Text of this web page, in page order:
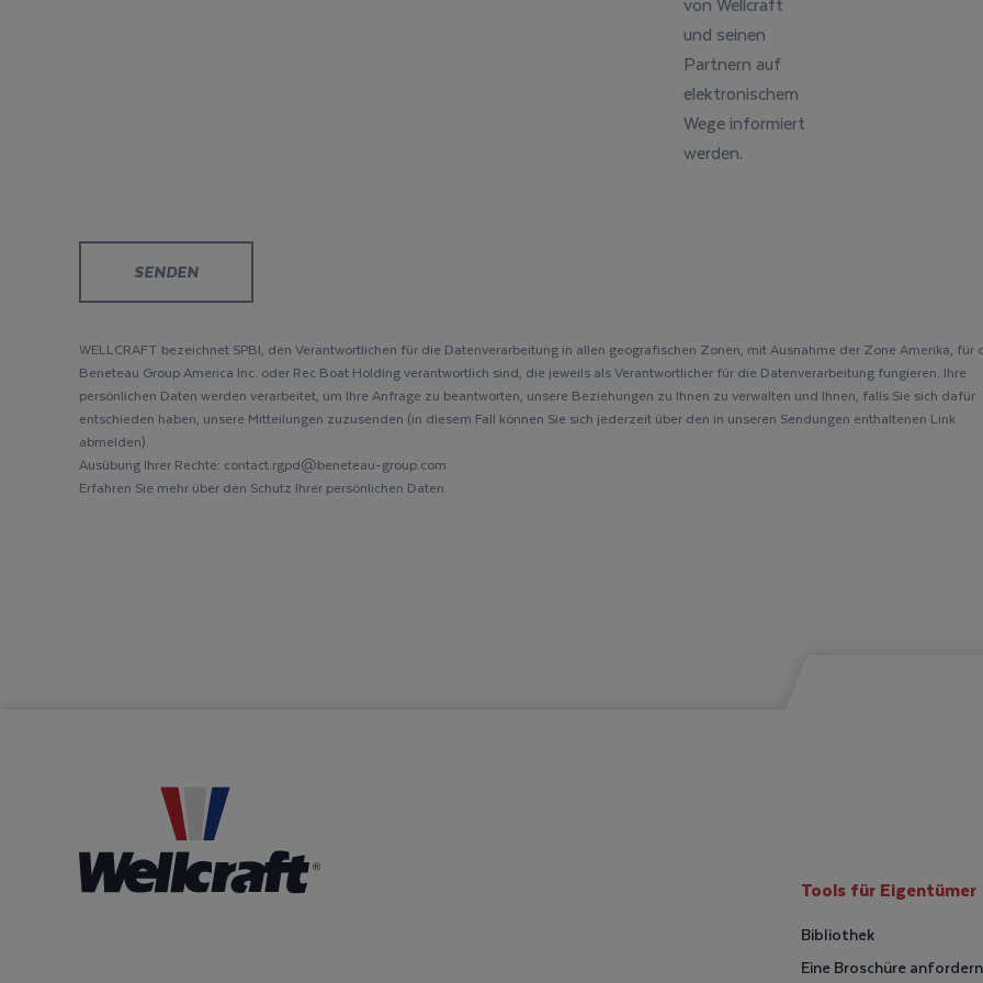
und seinen
Partnern auf
elektronischem
Wege informiert
werden.
WELLCRAFT bezeichnet SPBI, den Verantwortlichen für die Datenverarbeitung in allen geografischen Zonen, mit Ausnahme der Zone Amerika, für
Beneteau Group America Inc. oder Rec Boat Holding verantwortlich sind, die jeweils als Verantwortlicher für die Datenverarbeitung fungieren. Ihre
persönlichen Daten werden verarbeitet, um Ihre Anfrage zu beantworten, unsere Beziehungen zu Ihnen zu verwalten und Ihnen, falls Sie sich dafür
entschieden haben, unsere Mitteilungen zuzusenden (in diesem Fall können Sie sich jederzeit über den in unseren Sendungen enthaltenen Link
abmelden).
Ausübung Ihrer Rechte: contact.rgpd@beneteau-group.com
Erfahren Sie mehr über den Schutz Ihrer persönlichen Daten.
Tools für Eigentümer
Bibliothek
Eine Broschüre anfordern